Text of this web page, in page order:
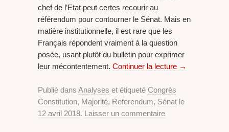
chef de l’Etat peut certes recourir au
référendum pour contourner le Sénat. Mais en
matière institutionnelle, il est rare que les
Français répondent vraiment à la question
posée, usant plutôt du bulletin pour exprimer
leur mécontentement. Continuer la lecture →
Publié dans Analyses et étiqueté Congrès
Constitution, Majorité, Referendum, Sénat le
12 avril 2018. Laisser un commentaire